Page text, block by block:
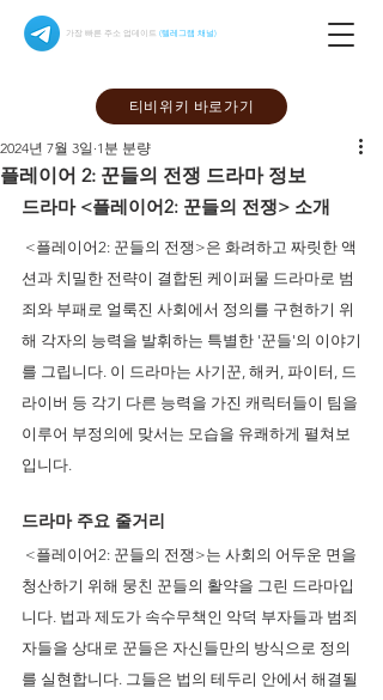
가장 빠른 주소 업데이트 (텔레그램 채널)
티비위키 바로가기
플레이어 2: 꾼들의 전쟁 드라마 정보
2024년 7월 3일 1분 분량
드라마 <플레이어2: 꾼들의 전쟁> 소개
<플레이어2: 꾼들의 전쟁>은 화려하고 짜릿한 액
션과 치밀한 전략이 결합된 케이퍼물 드라마로 범
죄와 부패로 얼룩진 사회에서 정의를 구현하기 위
해 각자의 능력을 발휘하는 특별한 '꾼들'의 이야기
를 그립니다. 이 드라마는 사기꾼, 해커, 파이터, 드
라이버 등 각기 다른 능력을 가진 캐릭터들이 팀을
이루어 부정의에 맞서는 모습을 유쾌하게 펼쳐보
입니다.
드라마 주요 줄거리
<플레이어2: 꾼들의 전쟁>는 사회의 어두운 면을
청산하기 위해 뭉친 꾼들의 활약을 그린 드라마입
니다. 법과 제도가 속수무책인 악덕 부자들과 범죄
자들을 상대로 꾼들은 자신들만의 방식으로 정의
를 실현합니다. 그들은 법의 테두리 안에서 해결될